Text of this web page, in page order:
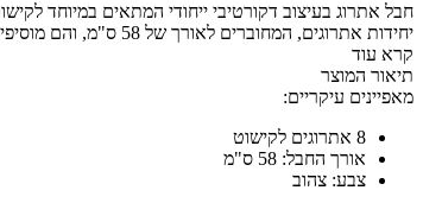
יחידות אתרוגים, המחוברים לאורך של 58 ס"מ, והם מוסיפים אווירה מסורתית לכל חגיגה או אירוח.
קרא עוד
תיאור המוצר
מאפיינים עיקריים:
8 אתרוגים לקישוט
אורך החבל: 58 ס"מ
צבע: צהוב